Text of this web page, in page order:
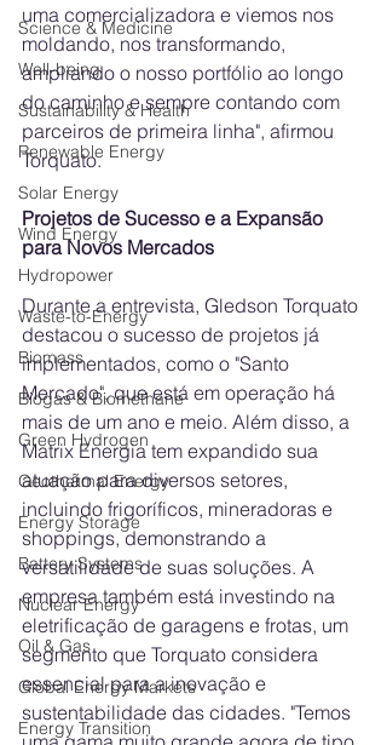
Science & Medicine
Well-being
Sustainability & Health
Renewable Energy
Solar Energy
Wind Energy
Hydropower
Waste-to-Energy
Biomass
Biogas & Biomethane
Green Hydrogen
Geothermal Energy
Energy Storage
Battery Systems
Nuclear Energy
Oil & Gas
Global Energy Markets
Energy Transition
uma comercializadora e viemos nos
moldando, nos transformando,
ampliando o nosso portfólio ao longo
do caminho e sempre contando com
parceiros de primeira linha", afirmou
Torquato.
Projetos de Sucesso e a Expansão
para Novos Mercados
Durante a entrevista, Gledson Torquato
destacou o sucesso de projetos já
implementados, como o "Santo
Mercado", que está em operação há
mais de um ano e meio. Além disso, a
Matrix Energia tem expandido sua
atuação para diversos setores,
incluindo frigoríficos, mineradoras e
shoppings, demonstrando a
versatilidade de suas soluções. A
empresa também está investindo na
eletrificação de garagens e frotas, um
segmento que Torquato considera
essencial para a inovação e
sustentabilidade das cidades. "Temos